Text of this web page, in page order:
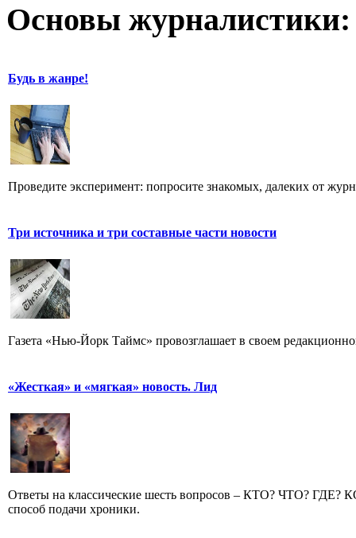
Основы журналистики:
Будь в жанре!
Проведите эксперимент: попросите знакомых, далеких от
Три источника и три составные части новости
Газета «Нью-Йорк Таймс» провозглашает в своем
«Жесткая» и «мягкая» новость. Лид
Ответы на классические шесть вопросов – КТО? ЧТО?
способ подачи хроники.